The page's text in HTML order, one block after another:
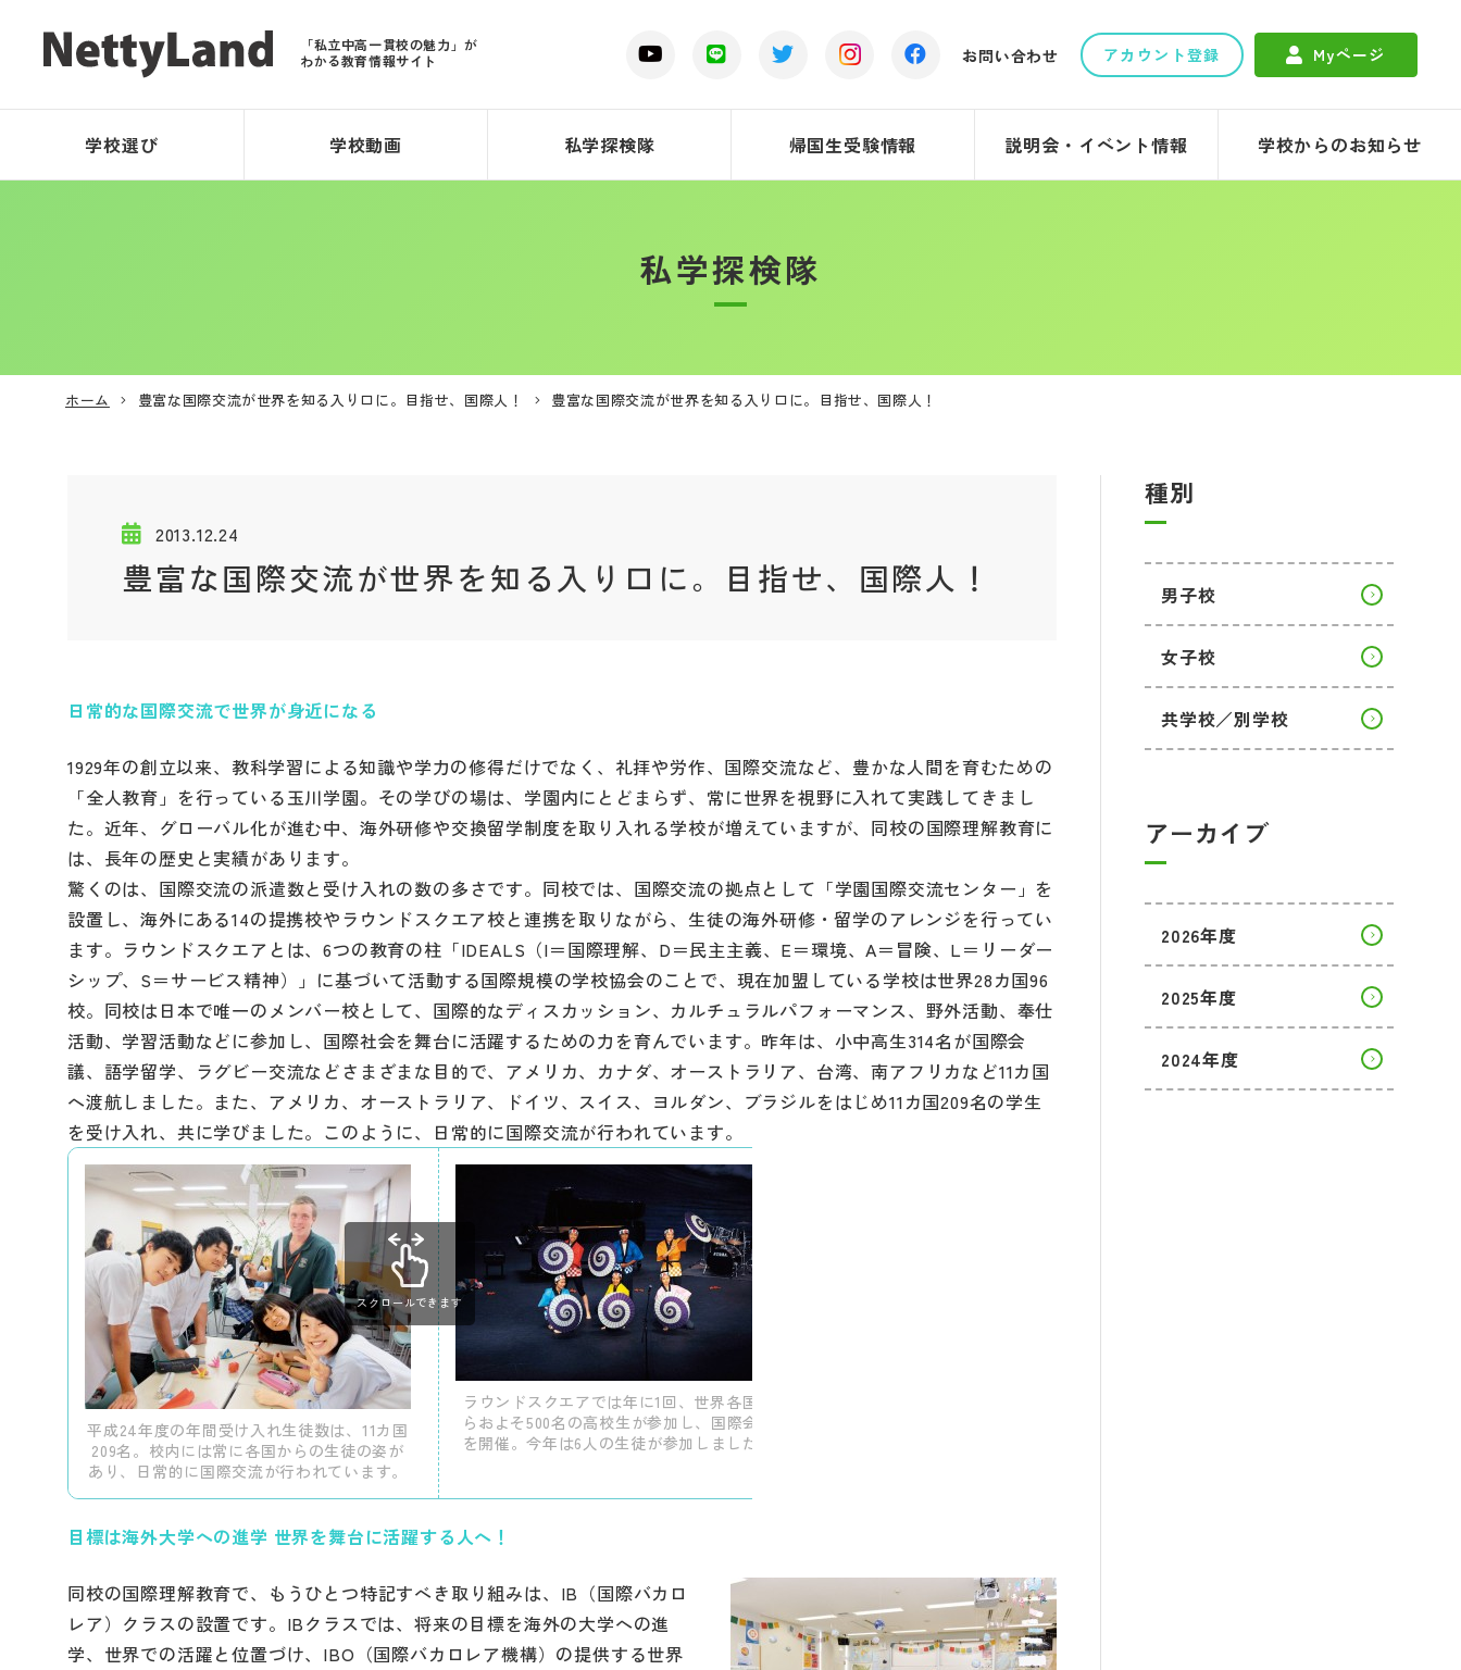
「私立中高一貫校の魅力」が
わかる教育情報サイト
お問い合わせ アカウント登録 Myページ
学校選び 学校動画 私学探検隊 帰国生受験情報 説明会・イベント情報 学校からのお知らせ
私学探検隊
ホーム 豊富な国際交流が世界を知る入り口に。目指せ、国際人！ 豊富な国際交流が世界を知る入り口に。目指せ、国際人！
2013.12.24
豊富な国際交流が世界を知る入り口に。目指せ、国際人！
日常的な国際交流で世界が身近になる
1929年の創立以来、教科学習による知識や学力の修得だけでなく、礼拝や労作、国際交流など、豊かな人間を育むための
「全人教育」を行っている玉川学園。その学びの場は、学園内にとどまらず、常に世界を視野に入れて実践してきまし
た。近年、グローバル化が進む中、海外研修や交換留学制度を取り入れる学校が増えていますが、同校の国際理解教育に
は、長年の歴史と実績があります。
驚くのは、国際交流の派遣数と受け入れの数の多さです。同校では、国際交流の拠点として「学園国際交流センター」を
設置し、海外にある14の提携校やラウンドスクエア校と連携を取りながら、生徒の海外研修・留学のアレンジを行ってい
ます。ラウンドスクエアとは、6つの教育の柱「IDEALS（I＝国際理解、D＝民主主義、E＝環境、A＝冒険、L＝リーダー
シップ、S＝サービス精神）」に基づいて活動する国際規模の学校協会のことで、現在加盟している学校は世界28カ国96
校。同校は日本で唯一のメンバー校として、国際的なディスカッション、カルチュラルパフォーマンス、野外活動、奉仕
活動、学習活動などに参加し、国際社会を舞台に活躍するための力を育んでいます。昨年は、小中高生314名が国際会
議、語学留学、ラグビー交流などさまざまな目的で、アメリカ、カナダ、オーストラリア、台湾、南アフリカなど11カ国
へ渡航しました。また、アメリカ、オーストラリア、ドイツ、スイス、ヨルダン、ブラジルをはじめ11カ国209名の学生
を受け入れ、共に学びました。このように、日常的に国際交流が行われています。
平成24年度の年間受け入れ生徒数は、11カ国
209名。校内には常に各国からの生徒の姿が
あり、日常的に国際交流が行われています。
ラウンドスクエアでは年に1回、世界各国か
らおよそ500名の高校生が参加し、国際会議
を開催。今年は6人の生徒が参加しました。
スクロールできます
目標は海外大学への進学 世界を舞台に活躍する人へ！
同校の国際理解教育で、もうひとつ特記すべき取り組みは、IB（国際バカロ
レア）クラスの設置です。IBクラスでは、将来の目標を海外の大学への進
学、世界での活躍と位置づけ、IBO（国際バカロレア機構）の提供する世界
種別
男子校
女子校
共学校／別学校
アーカイブ
2026年度
2025年度
2024年度